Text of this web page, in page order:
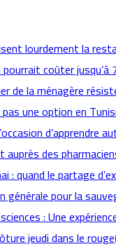
lourdement la
coûter jusqu’à
de la ménagère
une option en
d’apprendre
auprès des
: quand le partage
générale pour la
: Une
jeudi dans le